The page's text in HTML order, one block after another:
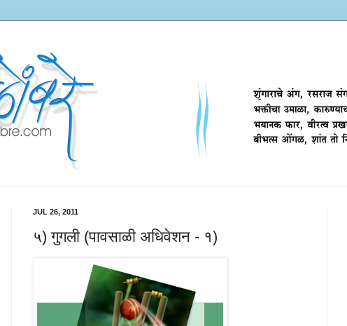
JUL 26, 2011
५) गुगली (पावसाळी अधिवेशन - १)